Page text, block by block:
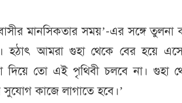
মানসিকতার সময়’-এর সঙ্গে তুলনা
হঠাৎ আমরা গুহা থেকে বের হয়ে
দিয়ে তো এই পৃথিবী চলবে না। গুহা
সুযোগ কাজে লাগাতে হবে।’